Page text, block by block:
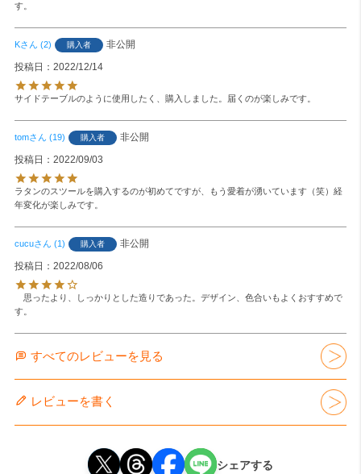
す。
K 2 購入者
非公開
投稿日
2022/12/14
サイドテーブルのように使用したく、購入しました。届くのが楽しみです。
tom 19 購入者
非公開
投稿日
2022/09/03
ラタンのスツールを購入するのが初めてですが、もう愛着が湧いています（笑）経
年変化が楽しみです。
cucu 1 購入者
非公開
投稿日
2022/08/06
思ったより、しっかりとした造りであった。デザイン、色合いもよくおすすめで
す。
すべてのレビューを見る
レビューを書く
シェアする